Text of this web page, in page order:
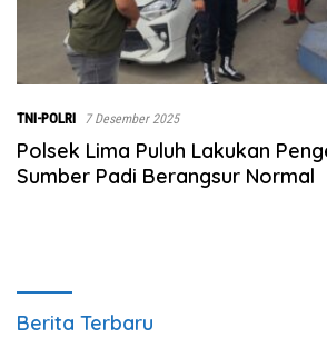
TNI-POLRI 7 Desember 2025
Polsek Lima Puluh Lakukan
Sumber Padi Berangsur Normal
Berita Terbaru